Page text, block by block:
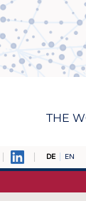
THE
DE EN